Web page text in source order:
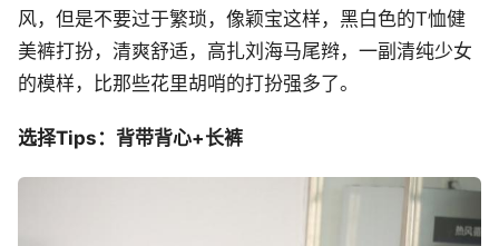
风，但是不要过于繁琐，像颖宝这样，黑白色的T恤健
美裤打扮，清爽舒适，高扎刘海马尾辫，一副清纯少女
的模样，比那些花里胡哨的打扮强多了。
选择Tips：背带背心+长裤